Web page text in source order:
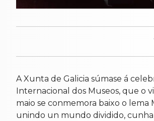
A Xunta de Galicia súmase á
Internacional dos Museos, que o
maio se conmemora baixo o lema
unindo un mundo dividido, cunha